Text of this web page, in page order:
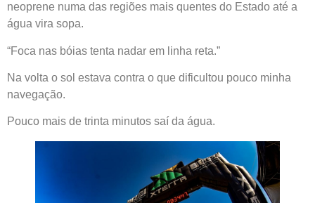
neoprene numa das regiões mais quentes do Estado até a
água vira sopa.
“Foca nas bóias tenta nadar em linha reta.”
Na volta o sol estava contra o que dificultou pouco minha
navegação.
Pouco mais de trinta minutos saí da água.